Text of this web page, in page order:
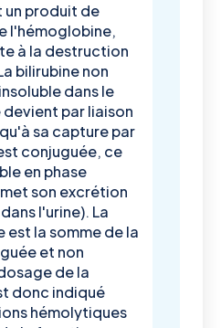
un produit de
l'hémoglobine,
à la destruction
bilirubine non
dans le
devient par liaison
sa capture par
conjuguée, ce
en phase
son excrétion
l'urine). La
la somme de la
et non
de la
donc indiqué
hémolytiques